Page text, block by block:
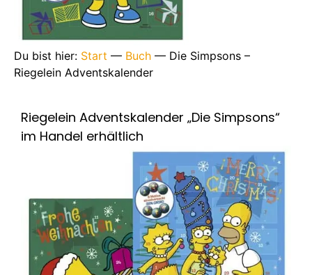
Du bist hier: Start — Buch — Die Simpsons –
Riegelein Adventskalender
Riegelein Adventskalender „Die Simpsons“
im Handel erhältlich